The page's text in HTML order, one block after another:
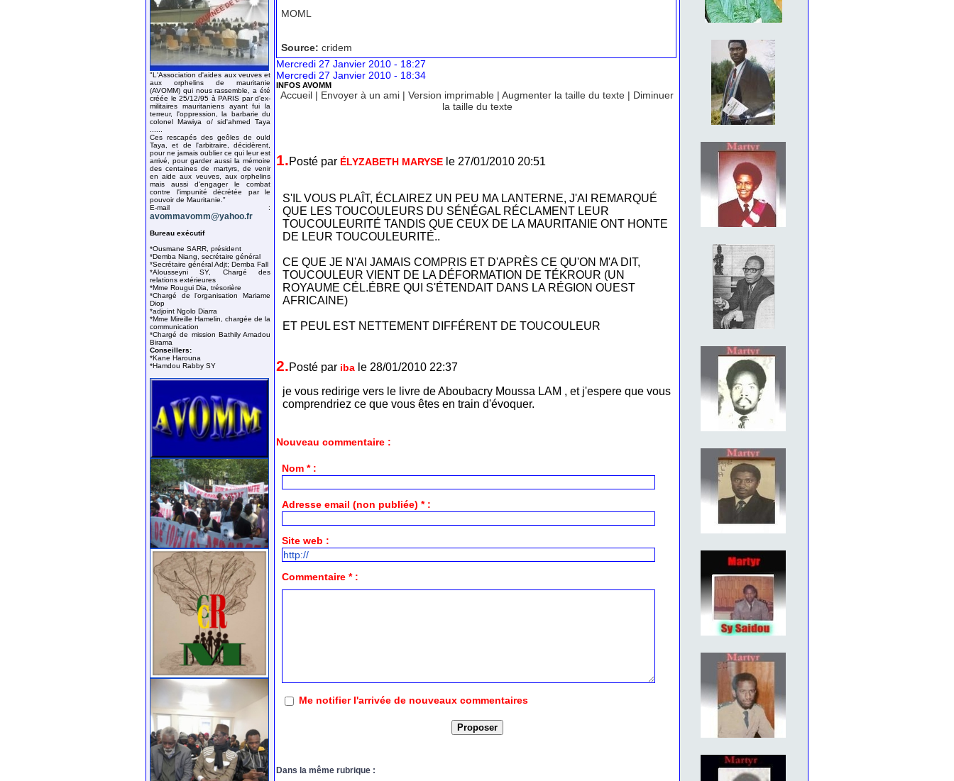
"L'Association d'aides aux veuves et
aux orphelins de mauritanie
(AVOMM) qui nous rassemble, a été
créée le 25/12/95 à PARIS par d'ex-
militaires mauritaniens ayant fui la
terreur, l'oppression, la barbarie du
colonel Mawiya o/ sid'ahmed Taya
Ces rescapés des geôles de ould
Taya, et de l'arbitraire, décidèrent,
pour ne jamais oublier ce qui leur est
arrivé, pour garder aussi la mémoire
des centaines de martyrs, de venir
en aide aux veuves, aux orphelins
mais aussi d'engager le combat
contre l'impunité décrétée par le
pouvoir de Mauritanie."
E-mail :
avommavomm@yahoo.fr
Bureau exécutif
*Ousmane SARR, président
*Demba Niang, secrétaire général
*Secrétaire général Adjt; Demba Fall
*Alousseyni SY, Chargé des
relations extérieures
*Mme Rougui Dia, trésorière
*Chargé de l’organisation Mariame
Diop
*adjoint Ngolo Diarra
*Mme Mireille Hamelin, chargée de la
communication
*Chargé de mission Bathily Amadou
Birama
Conseillers:
*Kane Harouna
*Hamdou Rabby SY
MOML
Source: cridem
Mercredi 27 Janvier 2010 - 18:27
Mercredi 27 Janvier 2010 - 18:34
INFOS AVOMM
Accueil | Envoyer à un ami | Version imprimable | Augmenter la taille du texte | Diminuer
la taille du texte
1.Posté par ÉLYZABETH MARYSE le 27/01/2010 20:51
S'IL VOUS PLAÎT, ÉCLAIREZ UN PEU MA LANTERNE, J'AI REMARQUÉ
QUE LES TOUCOULEURS DU SÉNÉGAL RÉCLAMENT LEUR
TOUCOULEURITÉ TANDIS QUE CEUX DE LA MAURITANIE ONT HONTE
DE LEUR TOUCOULEURITÉ..
CE QUE JE N'AI JAMAIS COMPRIS ET D'APRÈS CE QU'ON M'A DIT,
TOUCOULEUR VIENT DE LA DÉFORMATION DE TÉKROUR (UN
ROYAUME CÉL.ÉBRE QUI S'ÉTENDAIT DANS LA RÉGION OUEST
AFRICAINE)
ET PEUL EST NETTEMENT DIFFÉRENT DE TOUCOULEUR
2.Posté par iba le 28/01/2010 22:37
je vous redirige vers le livre de Aboubacry Moussa LAM , et j'espere que vous
comprendriez ce que vous êtes en train d'évoquer.
Nouveau commentaire :
Nom * :
Adresse email (non publiée) * :
Site web :
Commentaire * :
Me notifier l'arrivée de nouveaux commentaires
Dans la même rubrique :